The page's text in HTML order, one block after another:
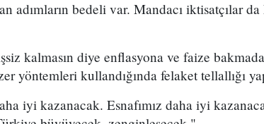
adımların bedeli var. Mandacı iktisatçılar
kalmasın diye enflasyona ve faize
yöntemleri kullandığında felaket tellallığı
iyi kazanacak. Esnafımız daha iyi